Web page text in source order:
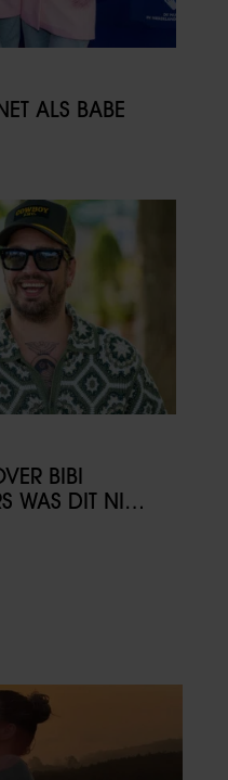
ALS BABE
BIBI
WAS DIT NIET